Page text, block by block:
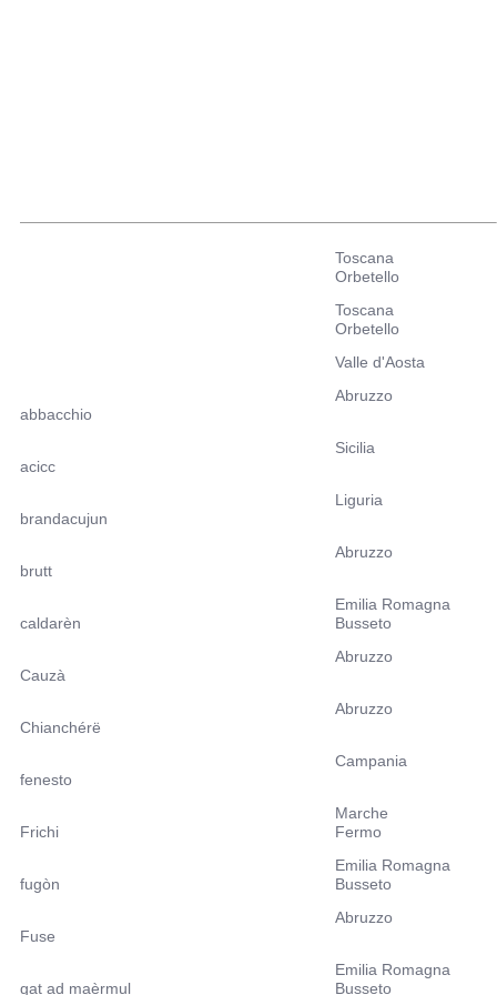
Toscana
Orbetello
Toscana
Orbetello
Valle d'Aosta
abbacchio
Abruzzo
acicc
Sicilia
brandacujun
Liguria
brutt
Abruzzo
caldarèn
Emilia Romagna
Busseto
Cauzà
Abruzzo
Chianchérë
Abruzzo
fenesto
Campania
Frichi
Marche
Fermo
fugòn
Emilia Romagna
Busseto
Fuse
Abruzzo
gat ad maèrmul
Emilia Romagna
Busseto